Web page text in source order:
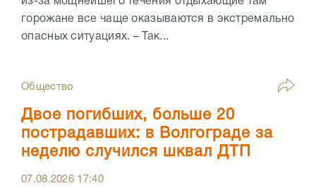
горожане все чаще оказываются в экстремально
опасных ситуациях. – Так...
Общество
Двое погибших, больше 20
пострадавших: в Волгограде за
неделю случился шквал ДТП
07.08.2026 17:40